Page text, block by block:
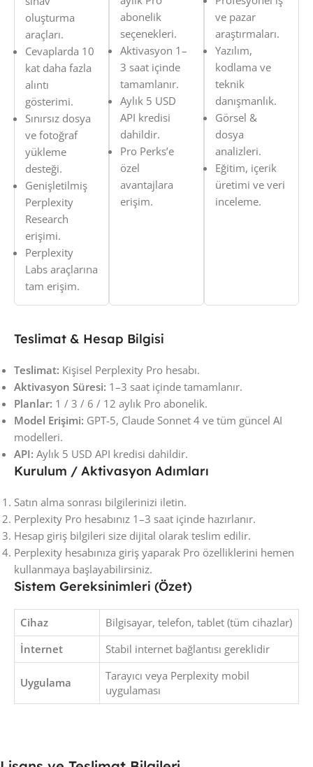
oluşturma
araçları.
Cevaplarda 10
kat daha fazla
alıntı
gösterimi.
Sınırsız dosya
ve fotoğraf
yükleme
desteği.
Genişletilmiş
Perplexity
Research
erişimi.
Perplexity
Labs araçlarına
tam erişim.
abonelik
seçenekleri.
Aktivasyon 1–
3 saat içinde
tamamlanır.
Aylık 5 USD
API kredisi
dahildir.
Pro Perks’e
özel
avantajlara
erişim.
ve pazar
araştırmaları.
Yazılım,
kodlama ve
teknik
danışmanlık.
Görsel &
dosya
analizleri.
Eğitim, içerik
üretimi ve veri
inceleme.
Teslimat & Hesap Bilgisi
Teslimat: Kişisel Perplexity Pro hesabı.
Aktivasyon Süresi: 1–3 saat içinde tamamlanır.
Planlar: 1 / 3 / 6 / 12 aylık Pro abonelik.
Model Erişimi: GPT-5, Claude Sonnet 4 ve tüm güncel AI
modelleri.
API: Aylık 5 USD API kredisi dahildir.
Kurulum / Aktivasyon Adımları
Satın alma sonrası bilgilerinizi iletin.
Perplexity Pro hesabınız 1–3 saat içinde hazırlanır.
Hesap giriş bilgileri size dijital olarak teslim edilir.
Perplexity hesabınıza giriş yaparak Pro özelliklerini hemen
kullanmaya başlayabilirsiniz.
Sistem Gereksinimleri (Özet)
Cihaz
Bilgisayar, telefon, tablet (tüm cihazlar)
İnternet
Stabil internet bağlantısı gereklidir
Uygulama
Tarayıcı veya Perplexity mobil
uygulaması